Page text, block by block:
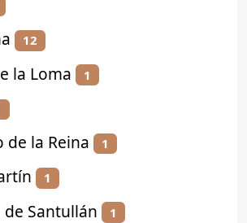
12
la Loma 1
de la Reina 1
1
Santullán 1